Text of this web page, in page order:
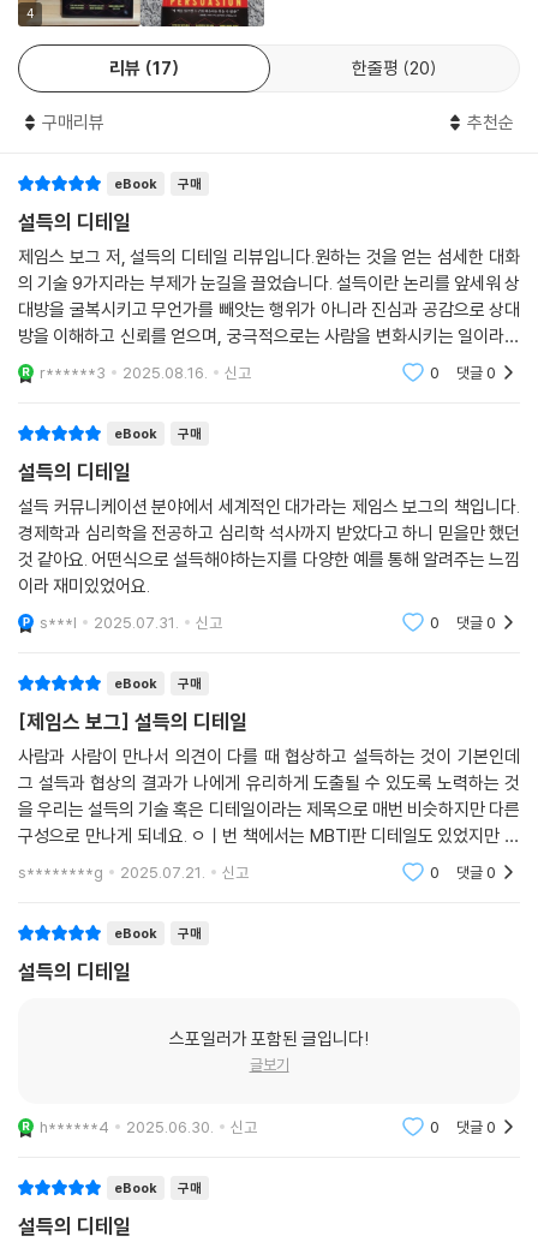
토스(신뢰), 파토스(공감), 로고스(논리)라는 3가지 요소가 필요하다고
말했다. 그중에서도 에토스가 가장 기본이 되어야 파토스와 로고스도 제대
로 작동할 수 있다고 주장했다. 아무리 상대방에게 공감을 사고 논리적인
로 신뢰가 밑바탕에 깔려 있어야 감정적으로나 논리적으로 사람을 설득할
장 효과적인 설득의 기술을 알려준다.
복잡 미묘한 인간관계에는
섬세한 설득의 기술이 필요하다
이 책은 경청, 집중, 몸짓, 기억, 언어, 전화, 협상, 난관, 유형이라는 키워드
를 중심으로 섬세한 설득의 기술 9가지를 제시한다. 변수가 많고 복잡 미
묘한 인간관계 속에서 설득의 기술을 제대로 발휘하려면 디테일한 의사소
통이 필요하다. 책의 챕터 구성에서 알 수 있듯이, 저자는 전반부에서 먼저
상대방의 말에 ‘경청’하고 ‘집중’하고 ‘몸짓’을 읽고 ‘기억’하는 것이 중요하
다고 강조한다. 상대방이 어떤 사람인지 세심하게 이해하고 진심으로 공감
해야 마음을 움직이고 원하는 것을 얻을 수 있다.
후반부에는 언어(말투) 사용법, 전화 통화 방법, 협상의 기술, ‘불편한’ 사
람을 대하는 방법, MBTI 성격 유형별 대화법 등 실제 상황에 유용하게 적
용할 수 있는 설득의 기술을 알려준다. 특히 MBTI 성격 유형에 관심이 높
아진 요즘, 직장생활이나 일상생활에서 누구를 만나든 성격 유형에 따라
이다. 불신의 시대, 사람의 마음을 어떻게 얻어야 할지 고민이라면 이 책을
읽어보자. 여러분도 이 책에 곧 설득당할 것이다!
4
리뷰 17 한줄평 20
구매리뷰 추천순
eBook 구매
설득의 디테일
제임스 보그 저, 설득의 디테일 리뷰입니다.원하는 것을 얻는 섬세한 대화
의 기술 9가지라는 부제가 눈길을 끌었습니다. 설득이란 논리를 앞세워 상
대방을 굴복시키고 무언가를 빼앗는 행위가 아니라 진심과 공감으로 상대
방을 이해하고 신뢰를 얻으며, 궁극적으로는 사람을 변화시키는 일이라는
저자의 말에 공감합니다.
r******3 2025.08.16. 신고 0 댓글0
eBook 구매
설득의 디테일
설득 커뮤니케이션 분야에서 세계적인 대가라는 제임스 보그의 책입니다.
경제학과 심리학을 전공하고 심리학 석사까지 받았다고 하니 믿을만 했던
것 같아요. 어떤식으로 설득해야하는지를 다양한 예를 통해 알려주는 느낌
이라 재미있었어요.
s***l 2025.07.31. 신고 0 댓글0
eBook 구매
[제임스 보그] 설득의 디테일
사람과 사람이 만나서 의견이 다를 때 협상하고 설득하는 것이 기본인데
그 설득과 협상의 결과가 나에게 유리하게 도출될 수 있도록 노력하는 것
을 우리는 설득의 기술 혹은 디테일이라는 제목으로 매번 비슷하지만 다른
구성으로 만나게 되네요. ㅇㅣ번 책에서는 MBTI판 디테일도 있었지만 그
마저도 결국 사람 유형 정하는 것이어서 크게 다른 점은 없었다는...잘 읽었
s********g 2025.07.21. 신고 0 댓글0
eBook 구매
설득의 디테일
스포일러가 포함된 글입니다!
글보기
h******4 2025.06.30. 신고 0 댓글0
eBook 구매
설득의 디테일